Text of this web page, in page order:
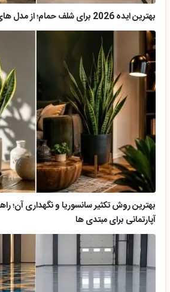
بهترین ایده 2026 برای شلف حمام؛ از مدل های ساده تا مدرن
بهترین روش تکثیر سانسوریا و نگهداری آن؛
آپارتمانی برای مبتدی ها